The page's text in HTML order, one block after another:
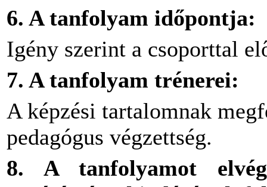
6. A tanfolyam időpontja:
Igény szerint a csoporttal
7. A tanfolyam trénerei:
A képzési tartalomnak
pedagógus végzettség.
8. A tanfolyamot